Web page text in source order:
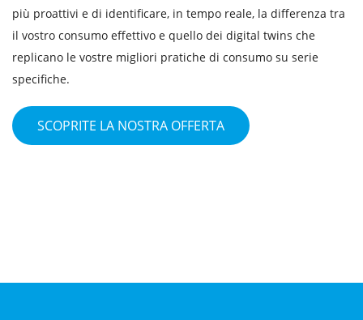
più proattivi e di identificare, in tempo reale, la differenza tra
il vostro consumo effettivo e quello dei digital twins che
replicano le vostre migliori pratiche di consumo su serie
specifiche.
SCOPRITE LA NOSTRA OFFERTA